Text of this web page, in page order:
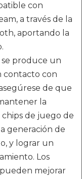
con
a través de la
aportando la
se produce un
contacto con
de que
la
de juego de
generación de
y lograr un
Los
mejorar